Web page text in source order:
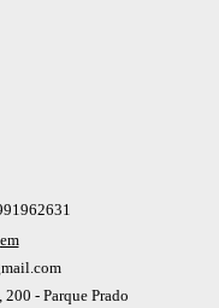
- Parque Prado